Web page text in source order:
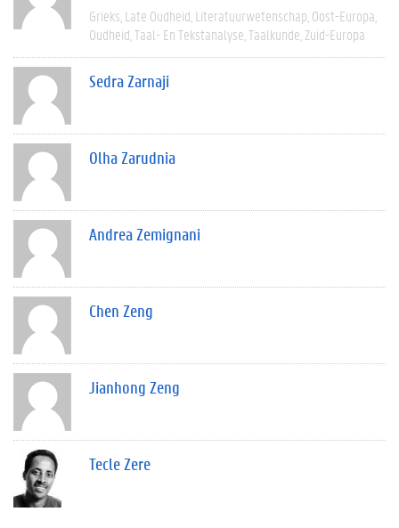
Grieks Late Oudheid Literatuurwetenschap Oost-Europa
Oudheid Taal- En Tekstanalyse Taalkunde Zuid-Europa
Sedra Zarnaji
Olha Zarudnia
Andrea Zemignani
Chen Zeng
Jianhong Zeng
Tecle Zere